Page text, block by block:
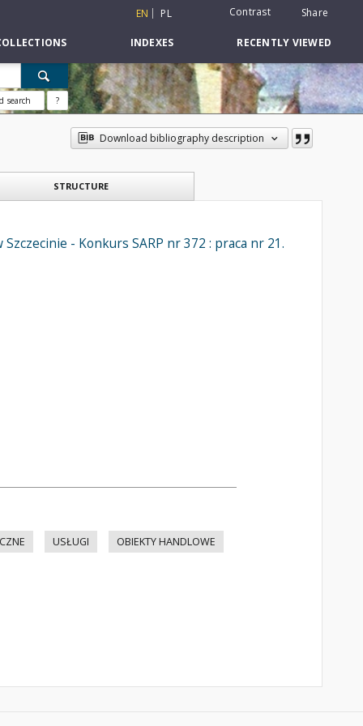
EN PL Contrast Share
INDEXES RECENTLY VIEWED
search ?
Download bibliography description
STRUCTURE
- Konkurs SARP nr 372 : praca nr 21.
USŁUGI
OBIEKTY HANDLOWE